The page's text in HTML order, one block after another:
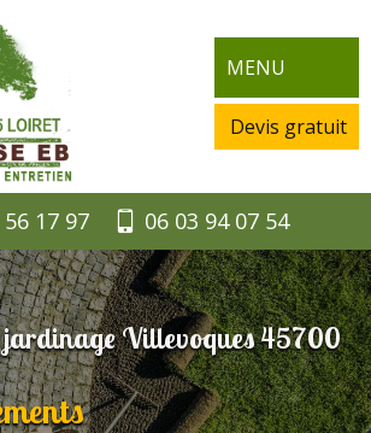
MENU
Devis gratuit
17 97 06 03 94 07 54
jardinage Villevoques 45700